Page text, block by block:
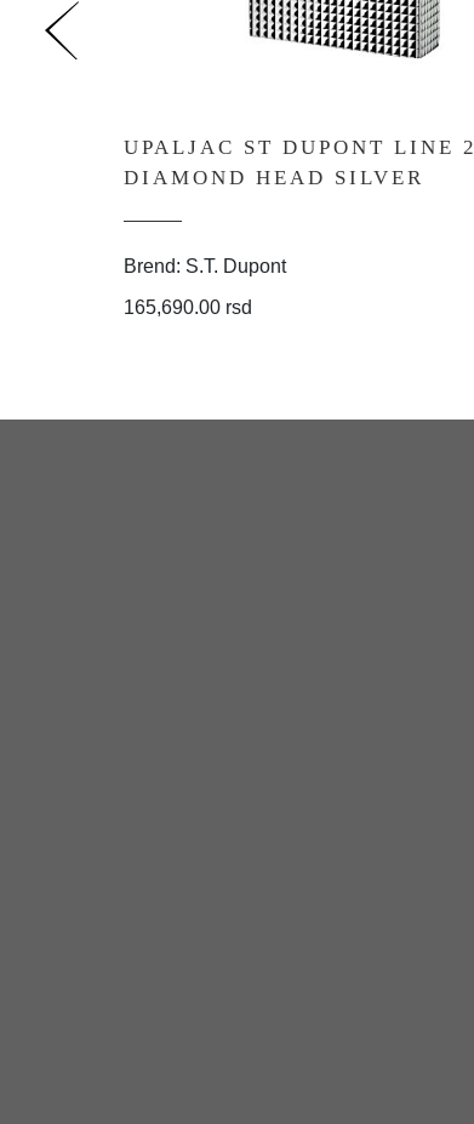
UPALJAC ST DUPONT LINE 2
DIAMOND HEAD SILVER
Brend: S.T. Dupont
165,690.00 rsd